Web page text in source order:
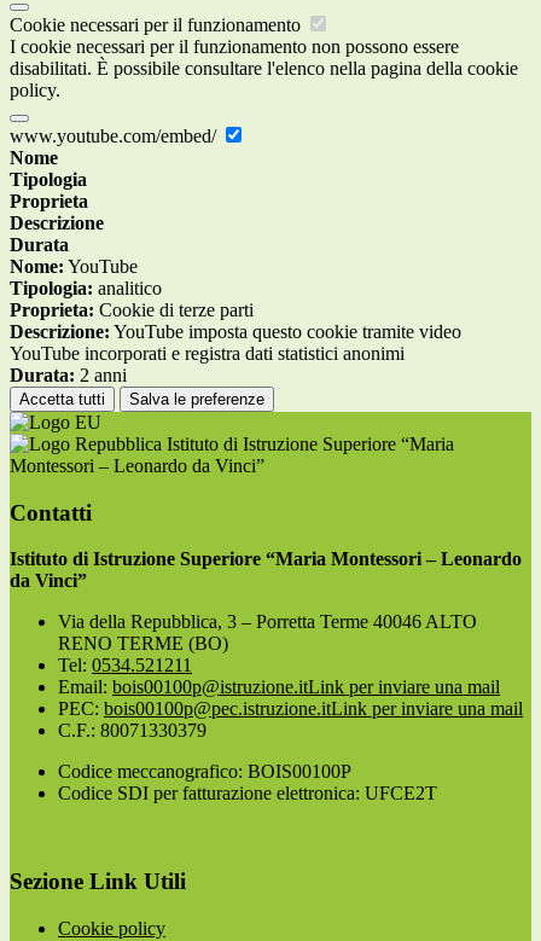
Cookie necessari per il funzionamento
I cookie necessari per il funzionamento non possono essere
disabilitati. È possibile consultare l'elenco nella pagina della cookie
policy.
www.youtube.com/embed/
Nome
Tipologia
Proprieta
Descrizione
Durata
Nome: YouTube
Tipologia: analitico
Proprieta: Cookie di terze parti
Descrizione: YouTube imposta questo cookie tramite video
YouTube incorporati e registra dati statistici anonimi
Durata: 2 anni
Accetta tutti Salva le preferenze
Istituto di Istruzione Superiore “Maria
Montessori – Leonardo da Vinci”
Contatti
Istituto di Istruzione Superiore “Maria Montessori – Leonardo
da Vinci”
Via della Repubblica, 3 – Porretta Terme 40046 ALTO
RENO TERME (BO)
Tel: 0534.521211
Email: bois00100p@istruzione.itLink per inviare una mail
PEC: bois00100p@pec.istruzione.itLink per inviare una mail
C.F.: 80071330379
Codice meccanografico: BOIS00100P
Codice SDI per fatturazione elettronica: UFCE2T
Sezione Link Utili
Cookie policy